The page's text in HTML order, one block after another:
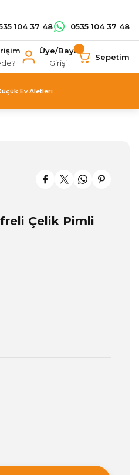
104 37 48 0535 104 37 48
Üye/Bayi
Girişi
Sepetim
Ev Aletleri
Çelik Pimli